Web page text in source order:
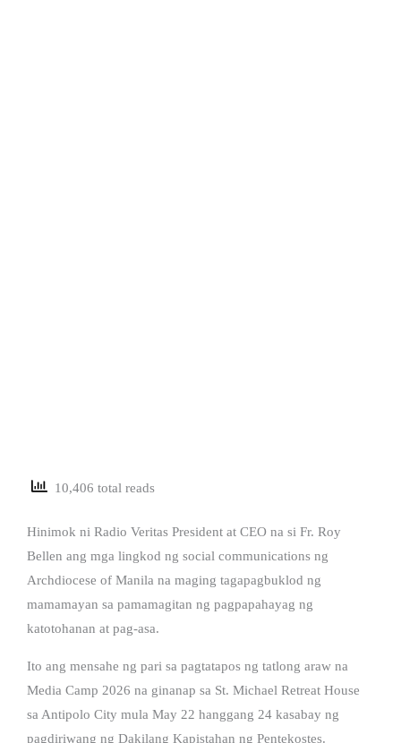
10,406 total reads
Hinimok ni Radio Veritas President at CEO na si Fr. Roy
Bellen ang mga lingkod ng social communications ng
Archdiocese of Manila na maging tagapagbuklod ng
mamamayan sa pamamagitan ng pagpapahayag ng
katotohanan at pag-asa.
Ito ang mensahe ng pari sa pagtatapos ng tatlong araw na
Media Camp 2026 na ginanap sa St. Michael Retreat House
sa Antipolo City mula May 22 hanggang 24 kasabay ng
pagdiriwang ng Dakilang Kapistahan ng Pentekostes.